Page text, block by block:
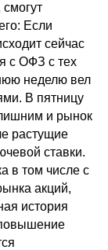
смогут
Если
сейчас
с ОФЗ с тех
неделю вел
В пятницу
и рынок
растущие
ставки.
в том числе с
акций,
история